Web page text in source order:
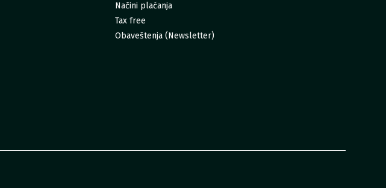
Načini plaćanja
Tax free
Obaveštenja (Newsletter)